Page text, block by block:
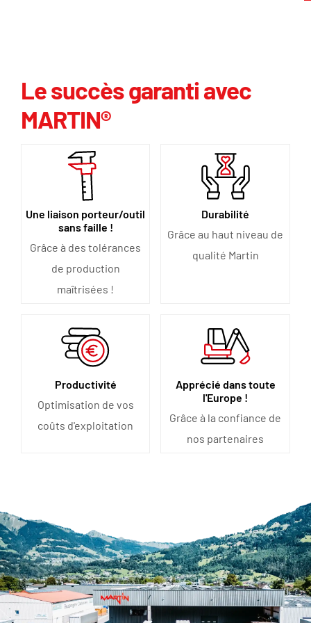
Le succès garanti avec
MARTIN®
Une liaison porteur/outil
sans faille !
Grâce à des tolérances
de production
maîtrisées !
Durabilité
Grâce au haut niveau de
qualité Martin
Productivité
Optimisation de vos
coûts d'exploitation
Apprécié dans toute
l'Europe !
Grâce à la confiance de
nos partenaires